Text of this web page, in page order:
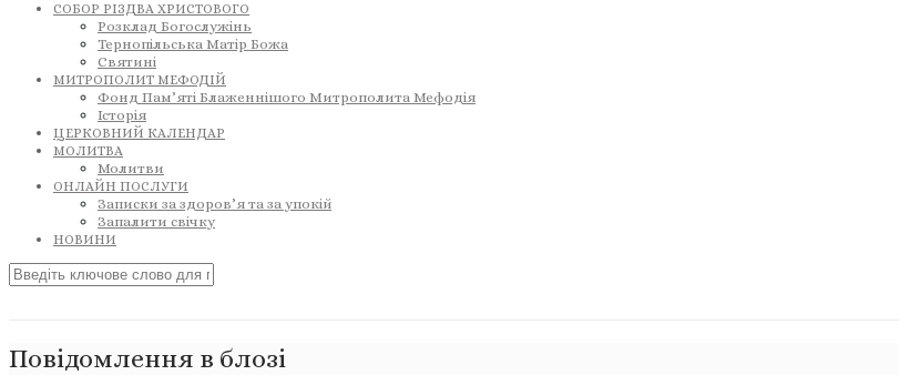
СОБОР РІЗДВА ХРИСТОВОГО
Розклад Богослужінь
Тернопільська Матір Божа
Святині
МИТРОПОЛИТ МЕФОДІЙ
Фонд Пам’яті Блаженнішого Митрополита Мефодія
Історія
ЦЕРКОВНИЙ КАЛЕНДАР
МОЛИТВА
Молитви
ОНЛАЙН ПОСЛУГИ
Записки за здоров’я та за упокій
Запалити свічку
НОВИНИ
Повідомлення в блозі